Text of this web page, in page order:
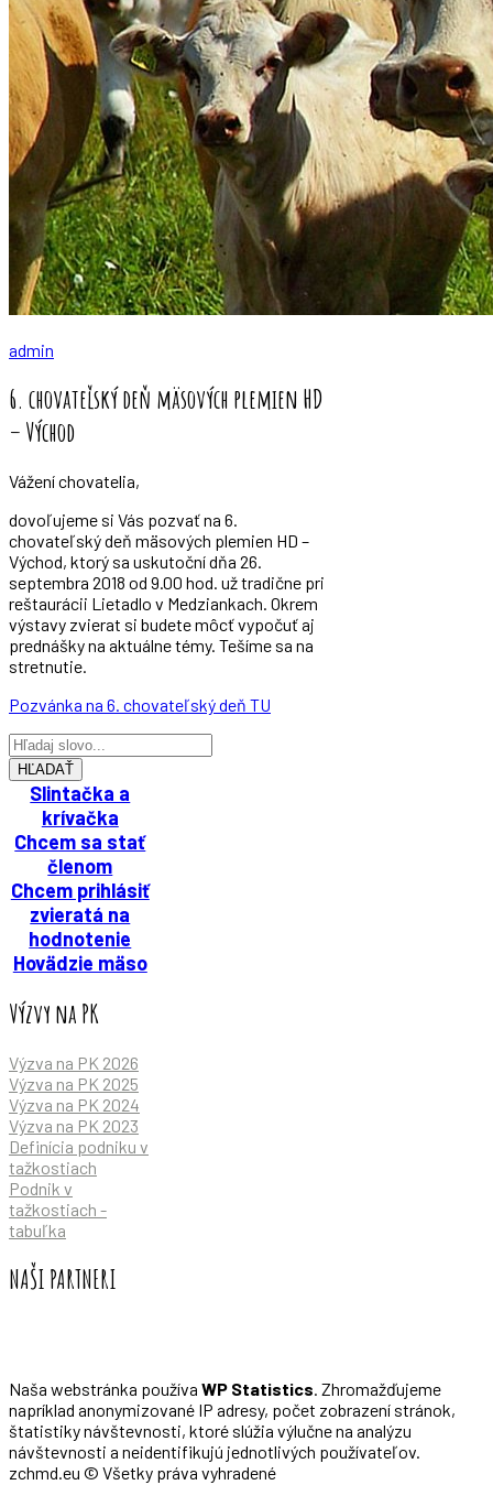
admin
6. chovateľský deň mäsových plemien HD
– Východ
Vážení chovatelia,
dovoľujeme si Vás pozvať na 6.
chovateľský deň mäsových plemien HD –
Východ, ktorý sa uskutoční dňa 26.
septembra 2018 od 9.00 hod. už tradične pri
reštaurácii Lietadlo v Medziankach. Okrem
výstavy zvierat si budete môcť vypočuť aj
prednášky na aktuálne témy. Tešíme sa na
stretnutie.
Pozvánka na 6. chovateľský deň TU
HĽADAŤ
Slintačka a
krívačka
Chcem sa stať
členom
Chcem prihlásiť
zvieratá na
hodnotenie
Hovädzie mäso
Výzvy na PK
Výzva na PK 2026
Výzva na PK 2025
Výzva na PK 2024
Výzva na PK 2023
Definícia podniku v
tažkostiach
Podnik v
tažkostiach -
tabuľka
NAŠI PARTNERI
Naša webstránka používa WP Statistics. Zhromažďujeme
napríklad anonymizované IP adresy, počet zobrazení stránok,
štatistiky návštevnosti, ktoré slúžia výlučne na analýzu
návštevnosti a neidentifikujú jednotlivých používateľov.
zchmd.eu © Všetky práva vyhradené